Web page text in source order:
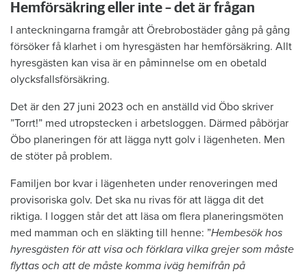
Hemförsäkring eller inte – det är frågan
I anteckningarna framgår att Örebrobostäder gång på gång
försöker få klarhet i om hyresgästen har hemförsäkring. Allt
hyresgästen kan visa är en påminnelse om en obetald
olycksfallsförsäkring.
Det är den 27 juni 2023 och en anställd vid Öbo skriver
”Torrt!” med utropstecken i arbetsloggen. Därmed påbörjar
Öbo planeringen för att lägga nytt golv i lägenheten. Men
de stöter på problem.
Familjen bor kvar i lägenheten under renoveringen med
provisoriska golv. Det ska nu rivas för att lägga dit det
riktiga. I loggen står det att läsa om flera planeringsmöten
med mamman och en släkting till henne: ”Hembesök hos
hyresgästen för att visa och förklara vilka grejer som måste
flyttas och att de måste komma iväg hemifrån på